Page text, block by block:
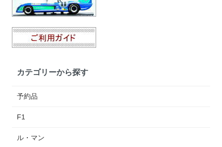
カテゴリーから探す
予約品
F1
ル・マン